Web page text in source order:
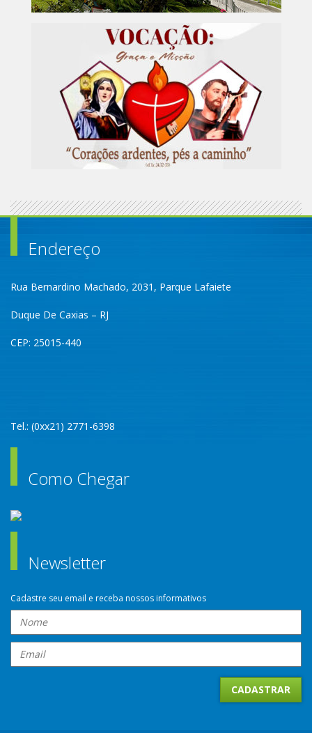
Endereço
Rua Bernardino Machado, 2031, Parque Lafaiete
Duque De Caxias – RJ
CEP: 25015-440
Tel.: (0xx21) 2771-6398
Como Chegar
Newsletter
Cadastre seu email e receba nossos informativos